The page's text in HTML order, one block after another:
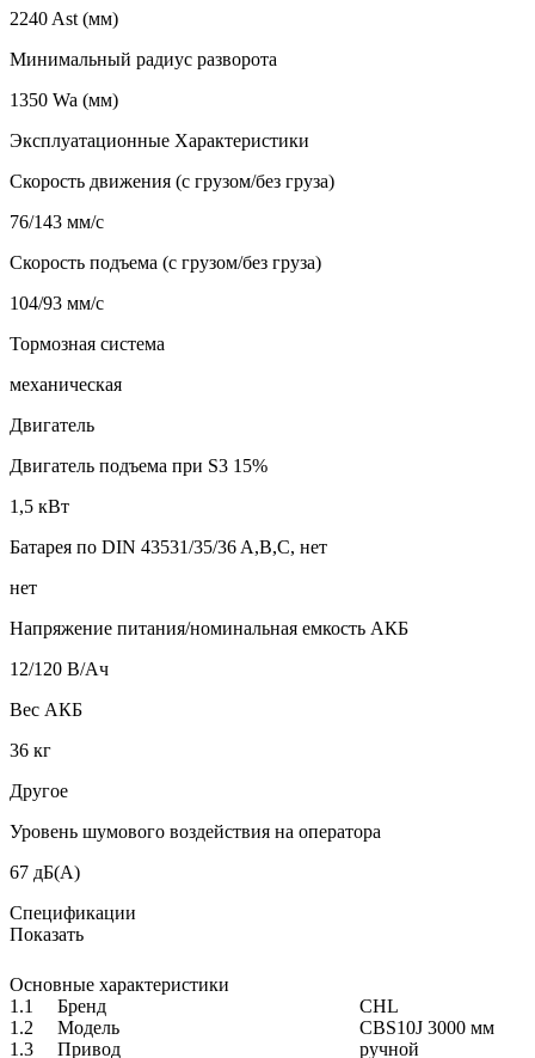
2240 Ast (мм)
Минимальный радиус разворота
1350 Wa (мм)
Эксплуатационные Характеристики
Скорость движения (с грузом/без груза)
76/143 мм/с
Скорость подъема (с грузом/без груза)
104/93 мм/с
Тормозная система
механическая
Двигатель
Двигатель подъема при S3 15%
1,5 кВт
Батарея по DIN 43531/35/36 A,B,C, нет
нет
Напряжение питания/номинальная емкость АКБ
12/120 В/Ач
Вес АКБ
36 кг
Другое
Уровень шумового воздействия на оператора
67 дБ(A)
Спецификации
Показать
Основные характеристики
1.1
Бренд
CHL
1.2
Модель
CBS10J 3000 мм
1.3
Привод
ручной